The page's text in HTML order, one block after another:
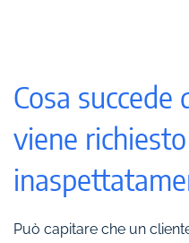
Cosa
viene richiesto
Può capitare che un